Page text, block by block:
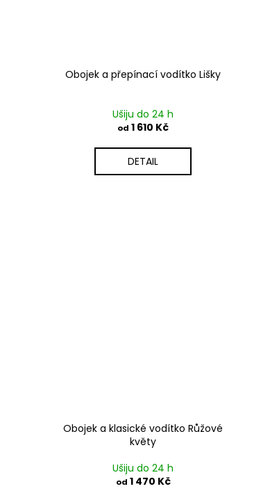
Obojek a přepínací vodítko Lišky
Ušiju do 24 h
od 1 610 Kč
DETAIL
Obojek a klasické vodítko Růžové
květy
Ušiju do 24 h
od 1 470 Kč